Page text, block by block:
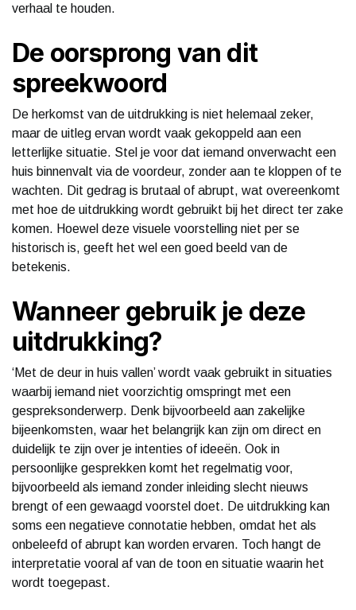
verhaal te houden.
De oorsprong van dit
spreekwoord
De herkomst van de uitdrukking is niet helemaal zeker,
maar de uitleg ervan wordt vaak gekoppeld aan een
letterlijke situatie. Stel je voor dat iemand onverwacht een
huis binnenvalt via de voordeur, zonder aan te kloppen of te
wachten. Dit gedrag is brutaal of abrupt, wat overeenkomt
met hoe de uitdrukking wordt gebruikt bij het direct ter zake
komen. Hoewel deze visuele voorstelling niet per se
historisch is, geeft het wel een goed beeld van de
betekenis.
Wanneer gebruik je deze
uitdrukking?
‘Met de deur in huis vallen’ wordt vaak gebruikt in situaties
waarbij iemand niet voorzichtig omspringt met een
gespreksonderwerp. Denk bijvoorbeeld aan zakelijke
bijeenkomsten, waar het belangrijk kan zijn om direct en
duidelijk te zijn over je intenties of ideeën. Ook in
persoonlijke gesprekken komt het regelmatig voor,
bijvoorbeeld als iemand zonder inleiding slecht nieuws
brengt of een gewaagd voorstel doet. De uitdrukking kan
soms een negatieve connotatie hebben, omdat het als
onbeleefd of abrupt kan worden ervaren. Toch hangt de
interpretatie vooral af van de toon en situatie waarin het
wordt toegepast.